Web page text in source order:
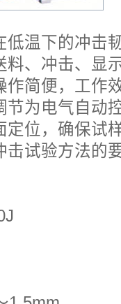
低温下的冲击
料、冲击、显
作简便，工作
节为电气自动
定位，确保试
击试验方法的